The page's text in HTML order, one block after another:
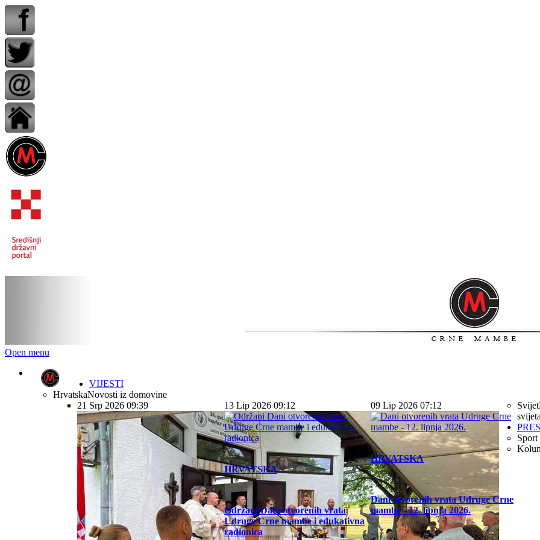
Open menu
VIJESTI
HrvatskaNovosti iz domovine
21 Srp 2026 09:39
13 Lip 2026 09:12
HRVATSKA
Održani Dani otvorenih vrata
Udruge Crne mambe i edukativna
radionica
09 Lip 2026 07:12
HRVATSKA
Dani otvorenih vrata Udruge Crne
mambe - 12. lipnja 2026.
Svijet
svijeta
Sport